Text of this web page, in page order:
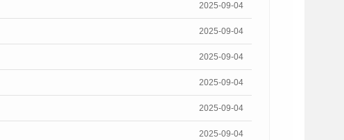
2025-09-04
2025-09-04
2025-09-04
2025-09-04
2025-09-04
2025-09-04